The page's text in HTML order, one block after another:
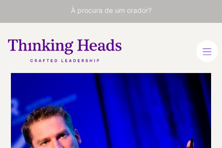
À procura de um orador?
Ken Hughes
Líder em comportamento
de compradores e
consumidores. Guru do
Marketing e da Publicidade